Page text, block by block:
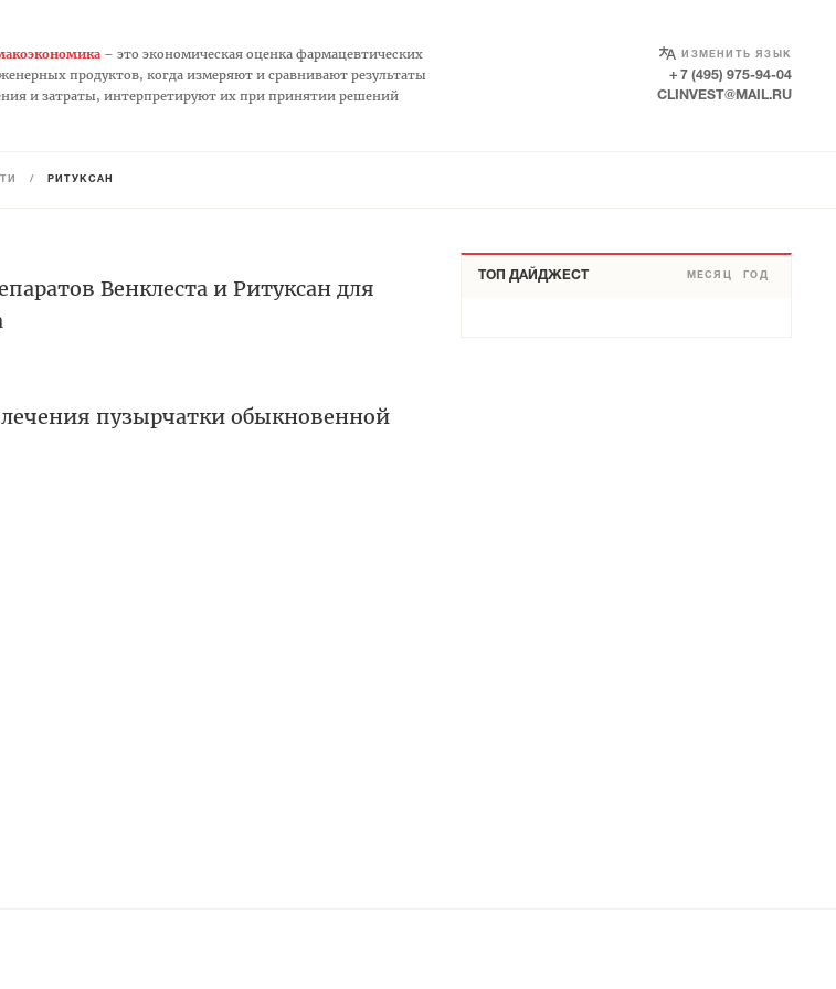
– это экономическая оценка фармацевтических
продуктов, когда измеряют и сравнивают результаты
и затраты, интерпретируют их при принятии решений
ИЗМЕНИТЬ ЯЗЫК
SELECT LANGUAGE
+ 7 (495) 975-94-04
CLINVEST@MAIL.RU
/ РИТУКСАН
Венклеста и Ритуксан для
лечения пузырчатки обыкновенной
ТОП ДАЙДЖЕСТ МЕСЯЦ ГОД